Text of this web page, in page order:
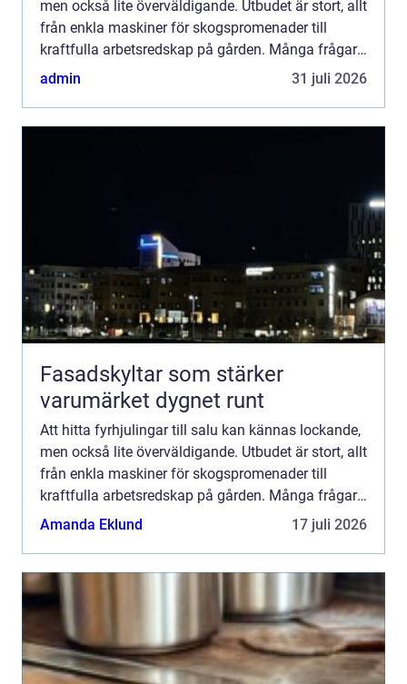
men också lite överväldigande. Utbudet är stort, allt
från enkla maskiner för skogspromenader till
kraftfulla arbetsredskap på gården. Många frågar
sig: Vad ska man egentligen titta efter, hur ski...
admin 31 juli 2026
Fasadskyltar som stärker
varumärket dygnet runt
Att hitta fyrhjulingar till salu kan kännas lockande,
men också lite överväldigande. Utbudet är stort, allt
från enkla maskiner för skogspromenader till
kraftfulla arbetsredskap på gården. Många frågar
sig: Vad ska man egentligen titta efter, hur ski...
Amanda Eklund 17 juli 2026